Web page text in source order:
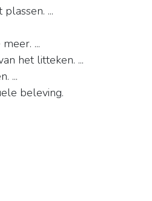
...
...
het litteken. ...
...
beleving.